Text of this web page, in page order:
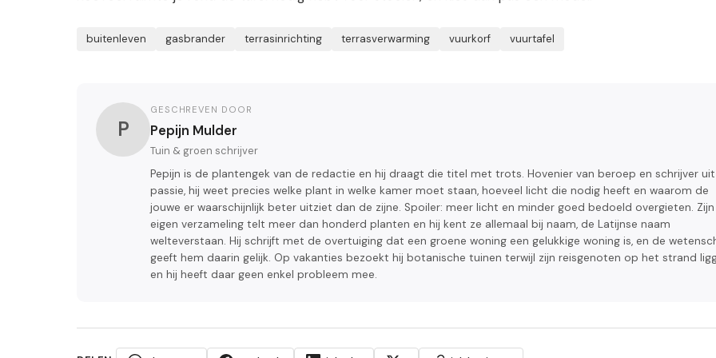
buitenleven gasbrander terrasinrichting terrasverwarming vuurkorf vuurtafel
P
GESCHREVEN DOOR
Pepijn Mulder
Tuin & groen schrijver
Pepijn is de plantengek van de redactie en hij draagt die titel met trots. Hovenier van beroep en schrijver uit
passie, hij weet precies welke plant in welke kamer moet staan, hoeveel licht die nodig heeft en waarom de
jouwe er waarschijnlijk beter uitziet dan de zijne. Spoiler: meer licht en minder goed bedoeld overgieten. Zijn
eigen verzameling telt meer dan honderd planten en hij kent ze allemaal bij naam, de Latijnse naam
welteverstaan. Hij schrijft met de overtuiging dat een groene woning een gelukkige woning is, en de
geeft hem daarin gelijk. Op vakanties bezoekt hij botanische tuinen terwijl zijn reisgenoten op het strand
en hij heeft daar geen enkel probleem mee.